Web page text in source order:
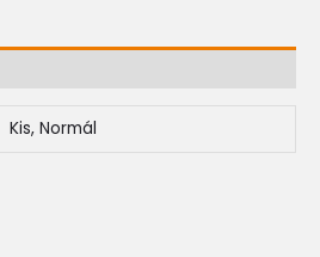
Kis, Normál